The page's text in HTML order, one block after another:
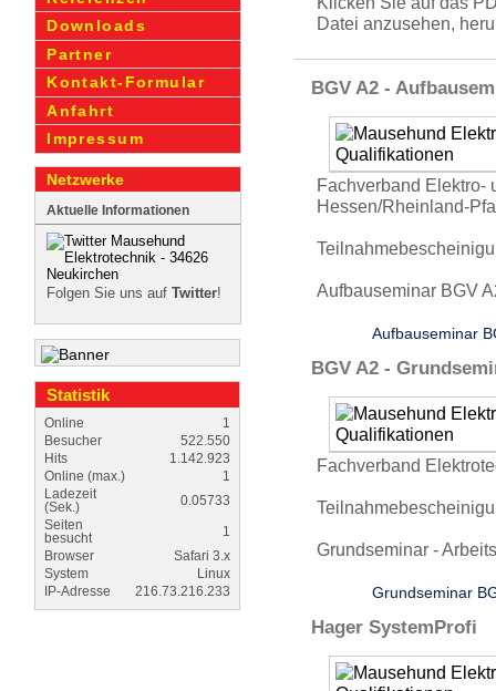
Datei anzusehen,
BGV A2 -
Fachverband Elektro-
Hessen/Rheinland-
Aufbauseminar BGV
Aufbauseminar
BGV A2 -
Fachverband
Grundseminar -
Grundseminar
Hager SystemProfi
Downloads
Partner
Kontakt-Formular
Anfahrt
Impressum
Netzwerke
Aktuelle Informationen
Folgen Sie uns auf Twitter!
Statistik
Online
1
Besucher
522.550
Hits
1.142.923
Online (max.)
1
Ladezeit
(Sek.)
0.05733
Seiten
besucht
1
Browser
Safari 3.x
System
Linux
IP-Adresse
216.73.216.233